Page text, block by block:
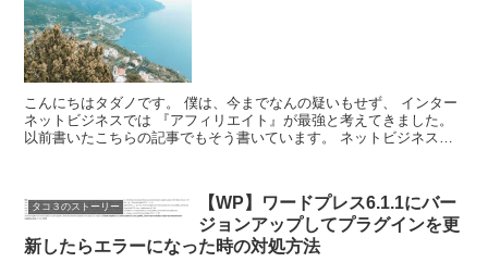
こんにちはタダノです。 僕は、今までなんの疑いもせず、 インター
ネットビジネスでは 『アフィリエイト』が最強と考えてきました。
以前書いたこちらの記事でもそう書いています。 ネットビジネスで
タコ３のストーリー
【WP】ワードプレス6.1.1にバー
ジョンアップしてプラグインを更
新したらエラーになった時の対処方法